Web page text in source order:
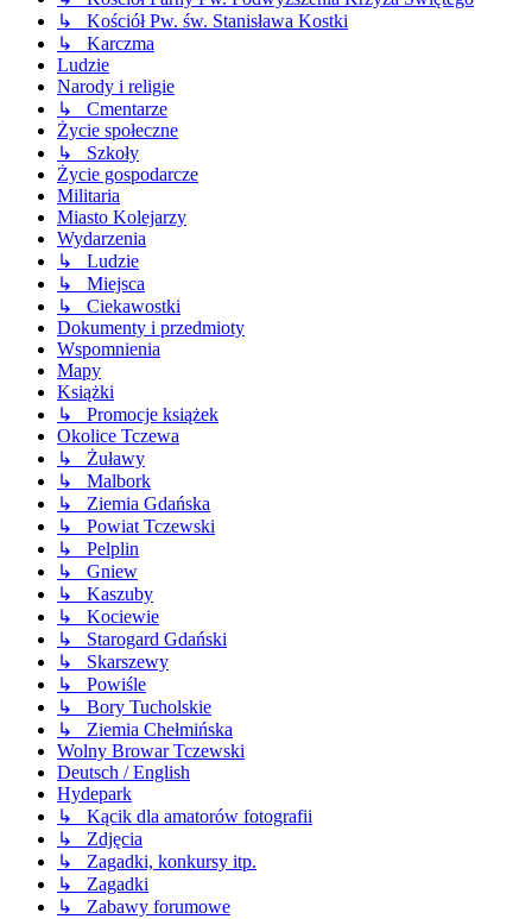
↳ Kościół Pw. św. Stanisława Kostki
↳ Karczma
Ludzie
Narody i religie
↳ Cmentarze
Życie społeczne
↳ Szkoły
Życie gospodarcze
Militaria
Miasto Kolejarzy
Wydarzenia
↳ Ludzie
↳ Miejsca
↳ Ciekawostki
Dokumenty i przedmioty
Wspomnienia
Mapy
Książki
↳ Promocje książek
Okolice Tczewa
↳ Żuławy
↳ Malbork
↳ Ziemia Gdańska
↳ Powiat Tczewski
↳ Pelplin
↳ Gniew
↳ Kaszuby
↳ Kociewie
↳ Starogard Gdański
↳ Skarszewy
↳ Powiśle
↳ Bory Tucholskie
↳ Ziemia Chełmińska
Wolny Browar Tczewski
Deutsch / English
Hydepark
↳ Kącik dla amatorów fotografii
↳ Zdjęcia
↳ Zagadki, konkursy itp.
↳ Zagadki
↳ Zabawy forumowe